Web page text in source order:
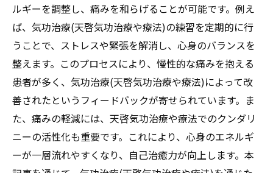
ルギーを調整し、痛みを和らげることが可能です。例え
ば、気功治療(天啓気功治療や療法)の練習を定期的に行
うことで、ストレスや緊張を解消し、心身のバランスを
整えます。このプロセスにより、慢性的な痛みを抱える
患者が多く、気功治療(天啓気功治療や療法)によって改
善されたというフィードバックが寄せられています。ま
た、痛みの軽減には、天啓気功治療や療法でのクンダリ
ニーの活性化も重要です。これにより、心身のエネルギ
ーが一層流れやすくなり、自己治癒力が向上します。本